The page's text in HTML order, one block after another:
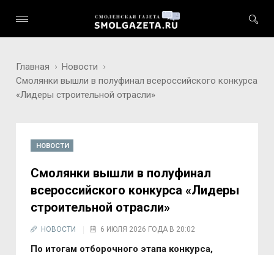
Главная
Новости
Смолянки вышли в полуфинал всероссийского конкурса
«Лидеры строительной отрасли»
НОВОСТИ
Смолянки вышли в полуфинал
всероссийского конкурса «Лидеры
строительной отрасли»
НОВОСТИ 6 ИЮЛЯ 2026 ГОДА В 20:02
По итогам отборочного этапа конкурса,